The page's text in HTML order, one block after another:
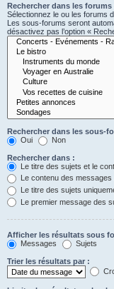
Rechercher dans les forums
Sélectionnez le ou les forums
Les sous-forums seront
désactivez pas l’option «
Rechercher dans les sous-
Oui
Non
Rechercher dans :
Le titre des sujets et le
Le contenu des messages
Le titre des sujets
Le premier message des
Afficher les résultats sous
Messages
Sujets
Trier les résultats par :